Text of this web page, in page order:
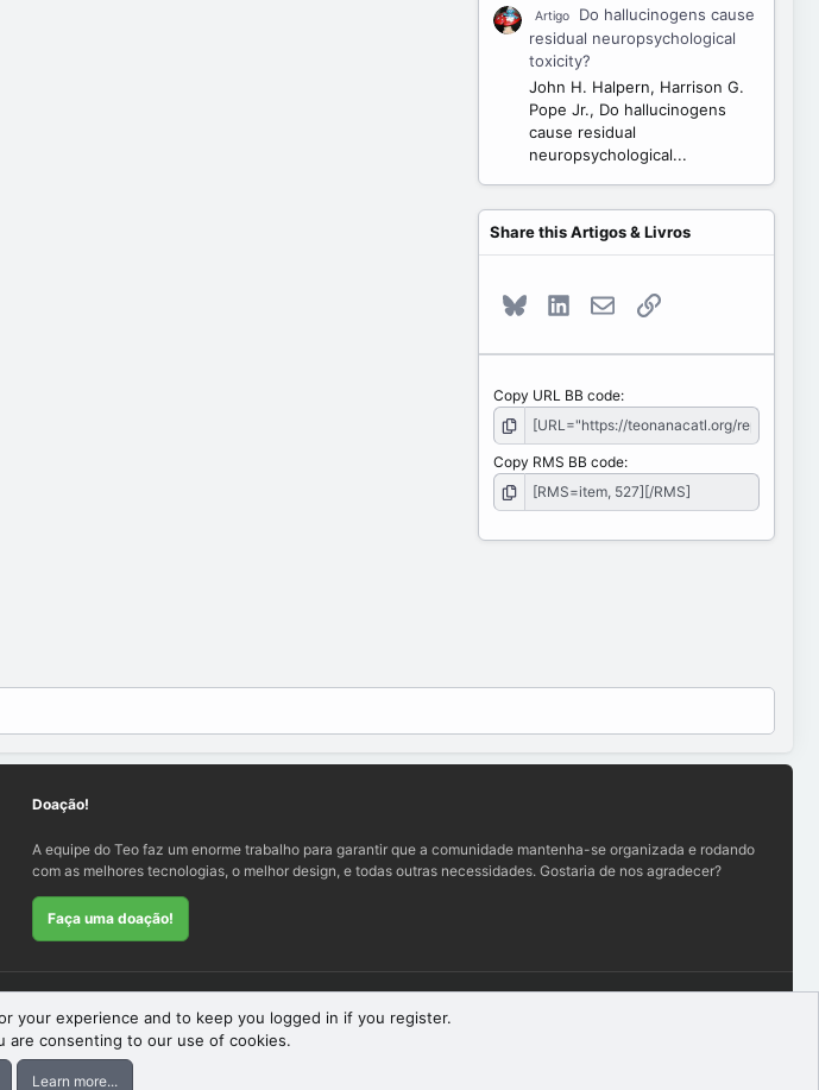
Artigo
Do hallucinogens cause
residual neuropsychological
toxicity?
John H. Halpern, Harrison G.
Pope Jr., Do hallucinogens
cause residual
neuropsychological...
Share this Artigos & Livros
BlueskyLinkedInE-mailLink
Copy URL BB code
Copy RMS BB code
Doação!
A equipe do Teo faz um enorme trabalho para garantir que a comunidade mantenha-se organizada e rodando
com as melhores tecnologias, o melhor design, e todas outras necessidades. Gostaria de nos agradecer?
Faça uma doação!
Termos e regras
your experience and to keep you logged in if you register.
are consenting to our use of cookies.
Learn more...